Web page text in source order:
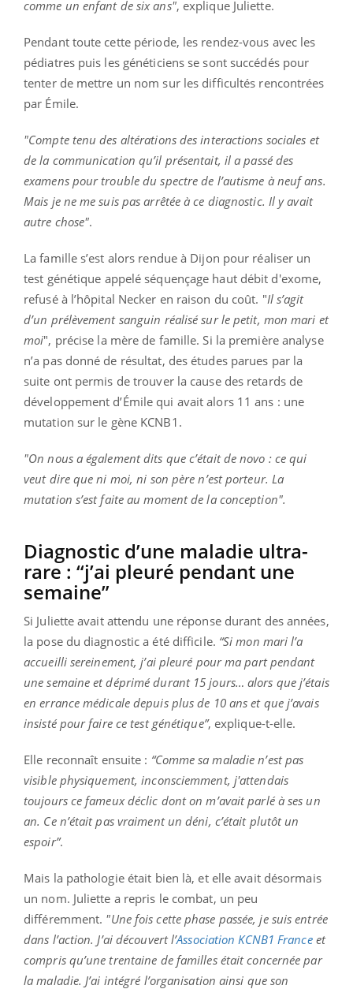
comme un enfant de six ans", explique Juliette.
Pendant toute cette période, les rendez-vous avec les
pédiatres puis les généticiens se sont succédés pour
tenter de mettre un nom sur les difficultés rencontrées
par Émile.
"Compte tenu des altérations des interactions sociales et
de la communication qu’il présentait, il a passé des
examens pour trouble du spectre de l’autisme à neuf ans.
Mais je ne me suis pas arrêtée à ce diagnostic. Il y avait
autre chose".
La famille s’est alors rendue à Dijon pour réaliser un
test génétique appelé séquençage haut débit d'exome,
refusé à l’hôpital Necker en raison du coût. "Il s’agit
d’un prélèvement sanguin réalisé sur le petit, mon mari et
moi", précise la mère de famille. Si la première analyse
n’a pas donné de résultat, des études parues par la
suite ont permis de trouver la cause des retards de
développement d’Émile qui avait alors 11 ans : une
mutation sur le gène KCNB1.
"On nous a également dits que c’était de novo : ce qui
veut dire que ni moi, ni son père n’est porteur. La
mutation s’est faite au moment de la conception".
Diagnostic d’une maladie ultra-
rare : “j’ai pleuré pendant une
semaine”
Si Juliette avait attendu une réponse durant des années,
la pose du diagnostic a été difficile. “Si mon mari l’a
accueilli sereinement, j’ai pleuré pour ma part pendant
une semaine et déprimé durant 15 jours… alors que j’étais
en errance médicale depuis plus de 10 ans et que j’avais
insisté pour faire ce test génétique”, explique-t-elle.
Elle reconnaît ensuite : “Comme sa maladie n’est pas
visible physiquement, inconsciemment, j'attendais
toujours ce fameux déclic dont on m’avait parlé à ses un
an. Ce n’était pas vraiment un déni, c’était plutôt un
espoir”.
Mais la pathologie était bien là, et elle avait désormais
un nom. Juliette a repris le combat, un peu
différemment. "Une fois cette phase passée, je suis entrée
dans l’action. J’ai découvert l’Association KCNB1 Franceet
compris qu’une trentaine de familles était concernée par
la maladie. J’ai intégré l’organisation ainsi que son